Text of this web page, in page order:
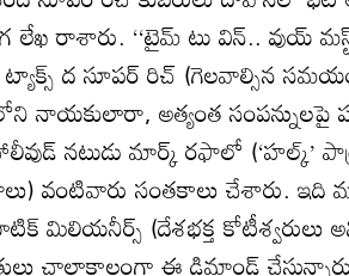
లేఖ రాశారు. ‘‘టైమ్‌ టు విన్‌.. వుయ్‌
ద సూపర్‌ రిచ్‌ (గెలవాల్సిన
నాయకులారా, అత్యంత సంపన్నులపై
నటుడు మార్క్‌ రఫాలో (‘హల్క్‌’
వంటివారు సంతకాలు చేశారు. ఇది
మిలియనీర్స్‌ (దేశభక్త కోటీశ్వరులు
చాలాకాలంగా ఈ డిమాండ్‌